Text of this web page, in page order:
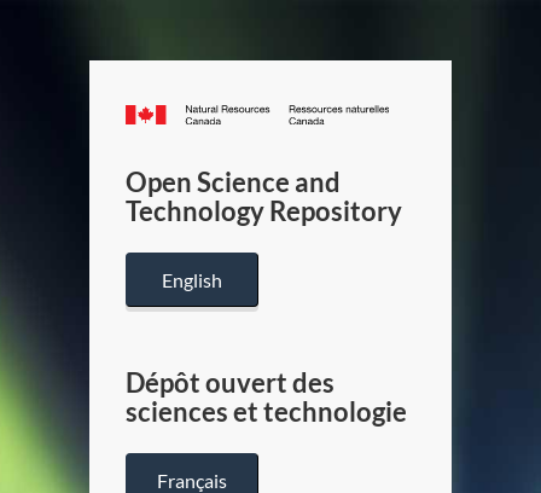
Canada.ca
/
Canada
Open Science and
Technology Repository
English
Dépôt ouvert des
sciences et technologie
Français